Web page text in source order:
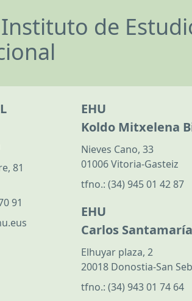
Instituto de
81
91
EHU
Koldo Mitxelena
Nieves Cano, 33
01006 Vitoria-Gasteiz
tfno.: (34) 945 01 42 87
EHU
Carlos
Elhuyar plaza, 2
20018 Donostia-San
tfno.: (34) 943 01 74 64